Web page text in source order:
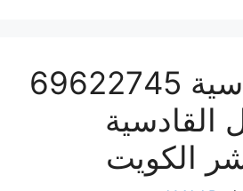
كراج القادسية 69622745
القادسية
الكويت